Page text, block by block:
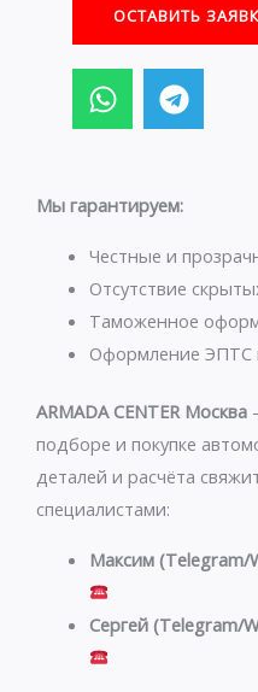
ОСТАВИТЬ
W
h
a
s
p
p
T
e
l
g
a
m
Мы гарантируем:
Честные и
Отсутствие
Таможенное
Оформление ЭПТС
ARMADA CENTER Москва
подборе и покупке
деталей и расчёта
специалистами:
Максим (Telegram/
Сергей (Telegram/